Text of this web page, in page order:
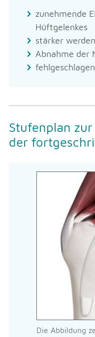
zunehmende
Hüftgelenkes
stärker
Abnahme der
Stufenplan
der
Die Abbildung